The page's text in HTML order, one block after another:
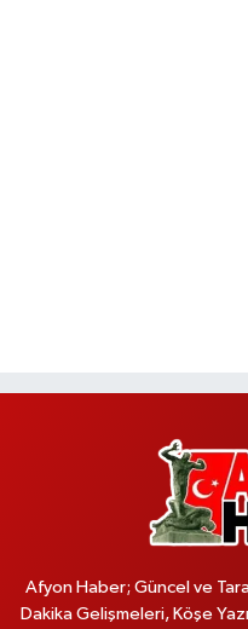
Afyon Haber; Güncel ve
Dakika Gelişmeleri, Köşe